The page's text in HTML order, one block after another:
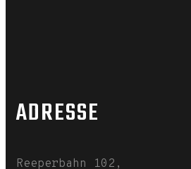
ADRESSE
Reeperbahn 102,